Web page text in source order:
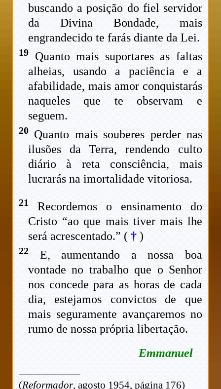
buscando a posição do fiel servidor
da Divina Bondade, mais
engrandecido te farás diante da Lei.
19 Quanto mais suportares as faltas
alheias, usando a paciência e a
afabilidade, mais amor conquistarás
naqueles que te observam e
seguem.
20 Quanto mais souberes perder nas
ilusões da Terra, rendendo culto
diário à reta consciência, mais
lucrarás na imortalidade vitoriosa.
21
Recordemos o ensinamento do
Cristo “ao que mais tiver mais lhe
será acrescentado.” ( †)
22 E, aumentando a nossa boa
vontade no trabalho que o Senhor
nos concede para as horas de cada
dia, estejamos convictos de que
mais seguramente avançaremos no
rumo de nossa própria libertação.
Emmanuel
(Reformador, agosto 1954, página 176)